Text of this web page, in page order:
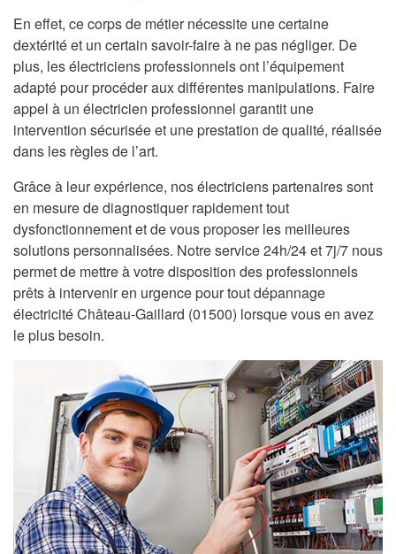
En effet, ce corps de métier nécessite une certaine
dextérité et un certain savoir-faire à ne pas négliger. De
plus, les électriciens professionnels ont l’équipement
adapté pour procéder aux différentes manipulations. Faire
appel à un électricien professionnel garantit une
intervention sécurisée et une prestation de qualité, réalisée
dans les règles de l’art.
Grâce à leur expérience, nos électriciens partenaires sont
en mesure de diagnostiquer rapidement tout
dysfonctionnement et de vous proposer les meilleures
solutions personnalisées. Notre service 24h/24 et 7j/7 nous
permet de mettre à votre disposition des professionnels
prêts à intervenir en urgence pour tout dépannage
électricité Château-Gaillard (01500) lorsque vous en avez
le plus besoin.